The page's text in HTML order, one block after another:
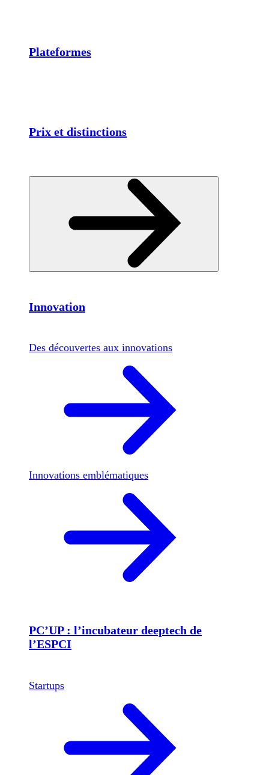
Plateformes
Prix et distinctions
Innovation
Des découvertes aux innovations
Innovations emblématiques
PC’UP : l’incubateur deeptech de
l’ESPCI
Startups